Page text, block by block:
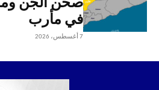
صحن الجن
في مأرب
7 أغسطس، 2026